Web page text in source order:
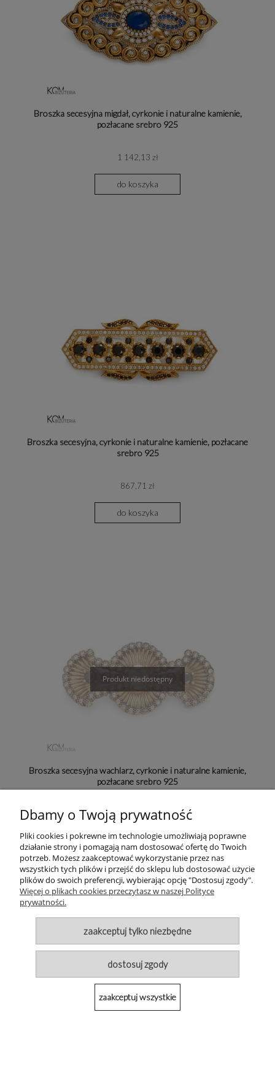
Broszka secesyjna migdał, cyrkonie i naturalne kamienie,
pozłacane srebro 925
1 142,13 zł
do koszyka
Broszka secesyjna, cyrkonie i naturalne kamienie, pozłacane
srebro 925
867,71 zł
do koszyka
Broszka secesyjna wachlarz, cyrkonie i naturalne kamienie,
pozłacane srebro 925
946,11 zł
POMOC
MOJE KONTO
PŁATNOŚCI I DOSTAWA
Dbamy o Twoją prywatność
Pliki cookies i pokrewne im technologie umożliwiają poprawne
działanie strony i pomagają nam dostosować ofertę do Twoich
potrzeb. Możesz zaakceptować wykorzystanie przez nas
wszystkich tych plików i przejść do sklepu lub dostosować użycie
plików do swoich preferencji, wybierając opcję "Dostosuj zgody".
Więcej o plikach cookies przeczytasz w naszej Polityce
prywatności.
zaakceptuj tylko niezbędne
dostosuj zgody
zaakceptuj wszystkie